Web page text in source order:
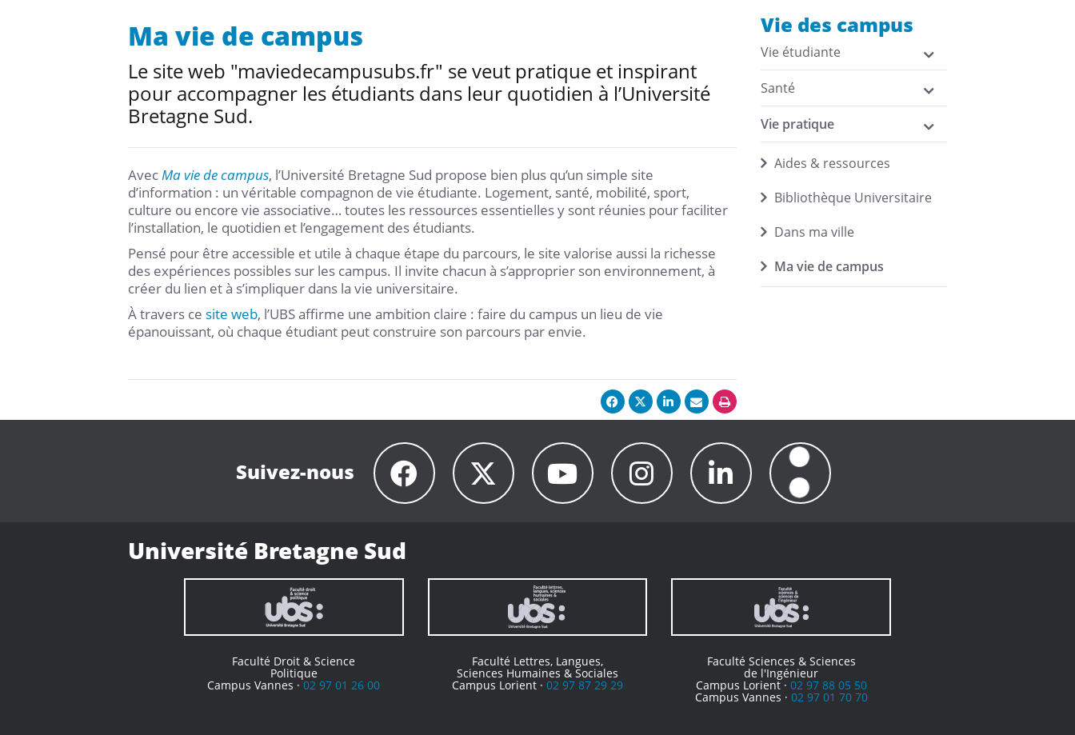
Ma vie de campus
Le site web "maviedecampusubs.fr" se veut pratique et inspirant
pour accompagner les étudiants dans leur quotidien à l’Université
Bretagne Sud.
AvecMa vie de campus, l’Université Bretagne Sud propose bien plus qu’un simple site
d’information : un véritable compagnon de vie étudiante. Logement, santé, mobilité, sport,
culture ou encore vie associative… toutes les ressources essentielles y sont réunies pour faciliter
l’installation, le quotidien et l’engagement des étudiants.
Pensé pour être accessible et utile à chaque étape du parcours, le site valorise aussi la richesse
des expériences possibles sur les campus. Il invite chacun à s’approprier son environnement, à
créer du lien et à s’impliquer dans la vie universitaire.
À travers ce site web, l’UBS affirme une ambition claire : faire du campus un lieu de vie
épanouissant, où chaque étudiant peut construire son parcours par envie.
Vie des campus
Vie étudiante
Santé
Vie pratique
Aides & ressources
Bibliothèque Universitaire
Dans ma ville
Ma vie de campus
Suivez-nous
Université Bretagne Sud
Faculté Droit & Science
Politique
Campus Vannes ·02 97 01 26 00
Faculté Lettres, Langues,
Sciences Humaines & Sociales
Campus Lorient · 02 97 87 29 29
Faculté Sciences & Sciences
de l'Ingénieur
Campus Lorient · 02 97 88 05 50
Campus Vannes · 02 97 01 70 70